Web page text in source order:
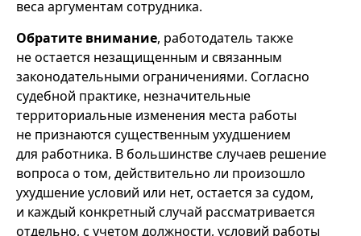
веса аргументам сотрудника.
Обратите внимание, работодатель также
не остается незащищенным и связанным
законодательными ограничениями. Согласно
судебной практике, незначительные
территориальные изменения места работы
не признаются существенным ухудшением
для работника. В большинстве случаев решение
вопроса о том, действительно ли произошло
ухудшение условий или нет, остается за судом,
и каждый конкретный случай рассматривается
отдельно, с учетом должности, условий работы